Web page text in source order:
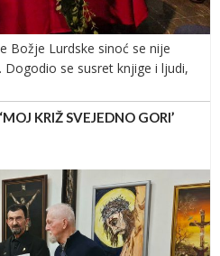
Božje Lurdske sinoć se nije
se susret knjige i ljudi,
KRIŽ SVEJEDNO GORI’